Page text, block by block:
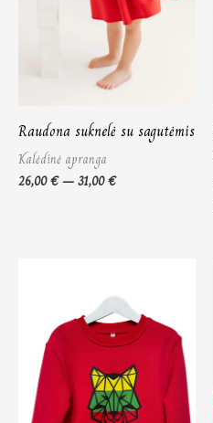
Raudona suknelė su sagutėmis
Kalėdinė apranga
26,00€–31,00€
18,00 €
through
20,00 €